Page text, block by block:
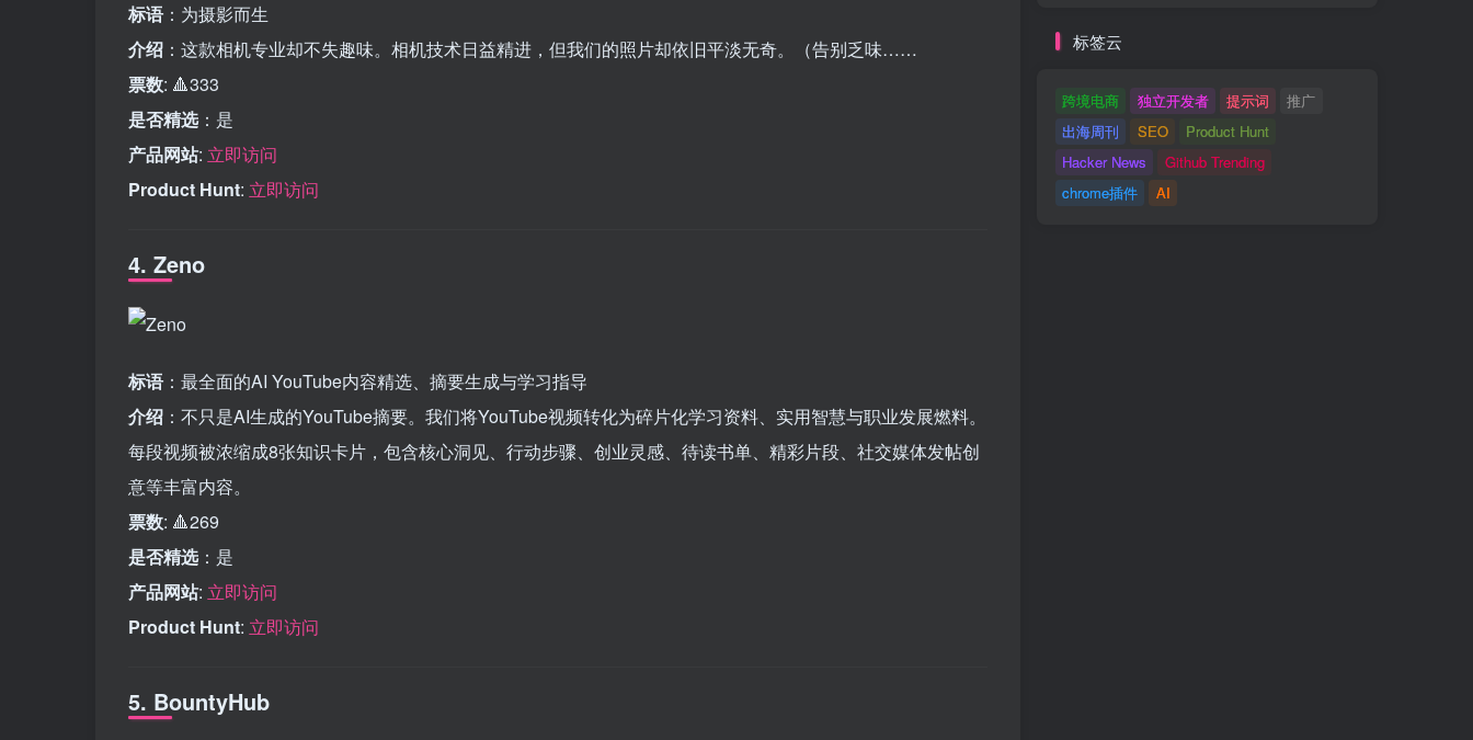
标语 ：为摄影而生
介绍 ：这款相机专业却不失趣味。相机技术日益精进，但我们的照片却依旧平淡无奇。（告别乏味……
票数: 🔺333
是否精选：是
产品网站: 立即访问
Product Hunt: 立即访问
4. Zeno
标语 ：最全面的AI YouTube内容精选、摘要生成与学习指导
介绍 ：不只是AI生成的YouTube摘要。我们将YouTube视频转化为碎片化学习资料、实用智慧与职业发展燃料。
每段视频被浓缩成8张知识卡片，包含核心洞见、行动步骤、创业灵感、待读书单、精彩片段、社交媒体发帖创
意等丰富内容。
票数: 🔺269
是否精选：是
产品网站: 立即访问
Product Hunt: 立即访问
5. BountyHub
标签云
跨境电商 独立开发者 提示词
推广
出海周刊
SEO
Product Hunt
Hacker News
Github Trending
chrome插件
AI